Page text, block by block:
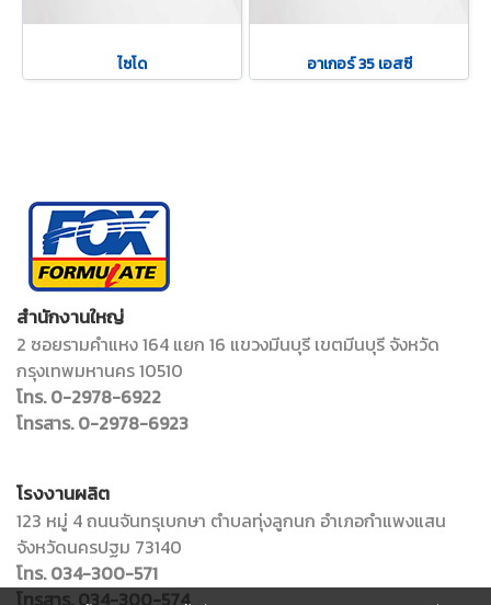
ไซโด อาเกอร์ 35 เอสซี
สำนักงานใหญ่
2 ซอยรามคำแหง 164 แยก 16 แขวงมีนบุรี เขตมีนบุรี จังหวัด
กรุงเทพมหานคร 10510
โทร. 0-2978-6922
โทรสาร. 0-2978-6923
โรงงานผลิต
123 หมู่ 4 ถนนจันทรุเบกษา ตำบลทุ่งลูกนก อำเภอกำแพงแสน
จังหวัดนครปฐม 73140
โทร. 034-300-571
โทรสาร. 034-300-574